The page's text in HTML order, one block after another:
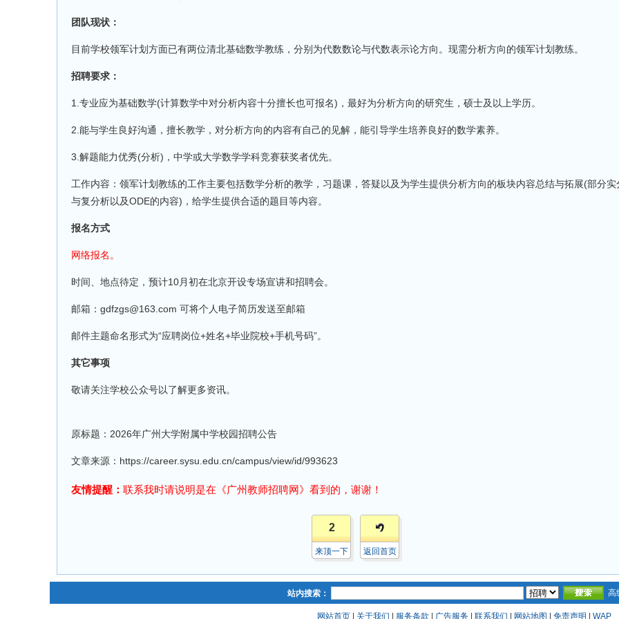
团队现状：
目前学校领军计划方面已有两位清北基础数学教练，分别为代数数论与代数表示论方向。现需分析方向的领军计划教练。
招聘要求：
1.专业应为基础数学(计算数学中对分析内容十分擅长也可报名)，最好为分析方向的研究生，硕士及以上学历。
2.能与学生良好沟通，擅长教学，对分析方向的内容有自己的见解，能引导学生培养良好的数学素养。
3.解题能力优秀(分析)，中学或大学数学学科竞赛获奖者优先。
工作内容：领军计划教练的工作主要包括数学分析的教学，习题课，答疑以及为学生提供分析方向的板块内容总结与拓展(部分实
与复分析以及ODE的内容)，给学生提供合适的题目等内容。
报名方式
网络报名。
时间、地点待定，预计10月初在北京开设专场宣讲和招聘会。
邮箱：gdfzgs@163.com 可将个人电子简历发送至邮箱
邮件主题命名形式为“应聘岗位+姓名+毕业院校+手机号码”。
其它事项
敬请关注学校公众号以了解更多资讯。
原标题：2026年广州大学附属中学校园招聘公告
文章来源：https://career.sysu.edu.cn/campus/view/id/993623
友情提醒： 联系我时请说明是在《广州教师招聘网》看到的，谢谢！
2
来顶一下 返回首页
站内搜索： 高
网站首页 关于我们 服务条款 广告服务 联系我们 网站地图 免责声明 WAP